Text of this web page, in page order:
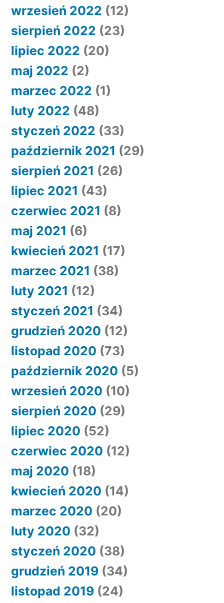
wrzesień 2022 (12)
sierpień 2022 (23)
lipiec 2022 (20)
maj 2022 (2)
marzec 2022 (1)
luty 2022 (48)
styczeń 2022 (33)
październik 2021 (29)
sierpień 2021 (26)
lipiec 2021 (43)
czerwiec 2021 (8)
maj 2021 (6)
kwiecień 2021 (17)
marzec 2021 (38)
luty 2021 (12)
styczeń 2021 (34)
grudzień 2020 (12)
listopad 2020 (73)
październik 2020 (5)
wrzesień 2020 (10)
sierpień 2020 (29)
lipiec 2020 (52)
czerwiec 2020 (12)
maj 2020 (18)
kwiecień 2020 (14)
marzec 2020 (20)
luty 2020 (32)
styczeń 2020 (38)
grudzień 2019 (34)
listopad 2019 (24)